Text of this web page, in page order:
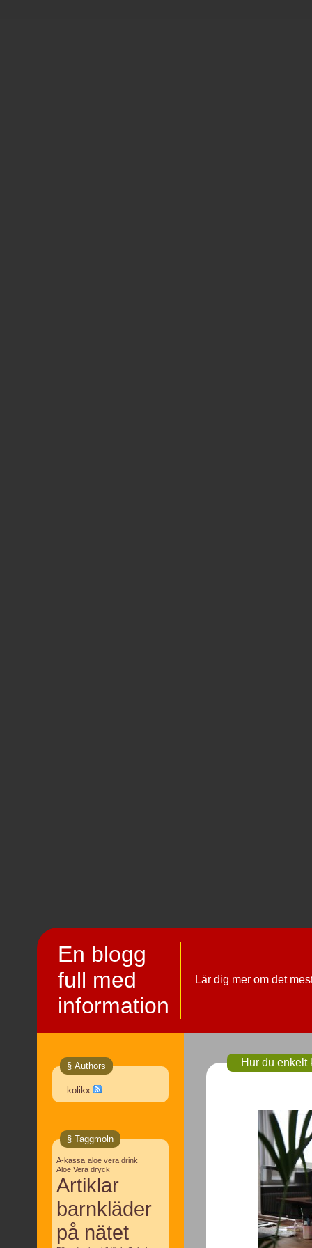
En blogg
full med
information
Lär dig mer om det
§ Authors
kolikx
§ Taggmoln
A-kassa aloe vera drink
Aloe Vera dryck
Artiklar
barnkläder
på nätet
Hur du enkelt